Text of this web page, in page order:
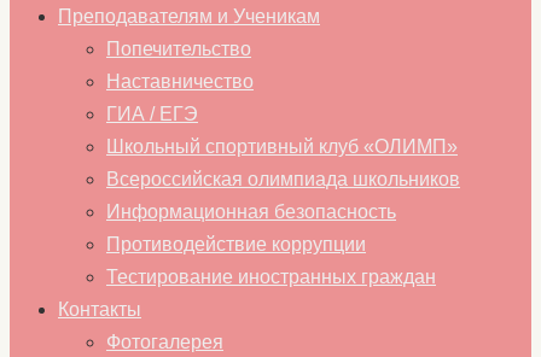
Преподавателям и Ученикам
Попечительство
Наставничество
ГИА / ЕГЭ
Школьный спортивный клуб «ОЛИМП»
Всероссийская олимпиада школьников
Информационная безопасность
Противодействие коррупции
Тестирование иностранных граждан
Контакты
Фотогалерея